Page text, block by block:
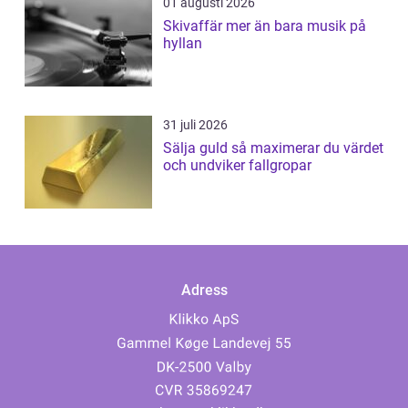
Skivaffär mer än bara musik på
hyllan
31 juli 2026
Sälja guld så maximerar du värdet
och undviker fallgropar
Adress